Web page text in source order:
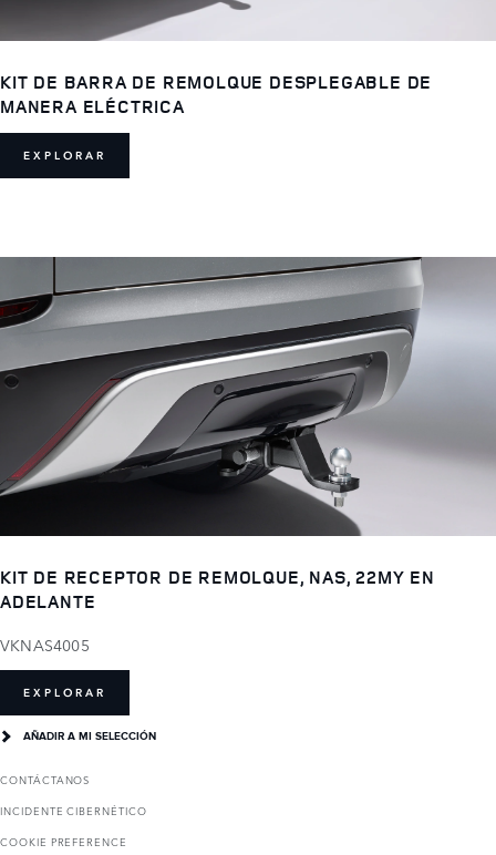
KIT DE BARRA DE REMOLQUE DESPLEGABLE DE
MANERA ELÉCTRICA
EXPLORAR
KIT DE RECEPTOR DE REMOLQUE, NAS, 22MY EN
ADELANTE
VKNAS4005
EXPLORAR
AÑADIR A MI SELECCIÓN
CONTÁCTANOS
INCIDENTE CIBERNÉTICO
COOKIE PREFERENCE